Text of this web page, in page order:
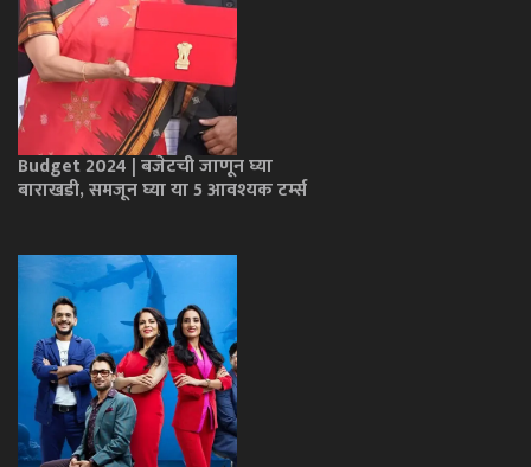
Budget 2024 | बजेटची जाणून घ्या
बाराखडी, समजून घ्या या 5 आवश्यक टर्म्स